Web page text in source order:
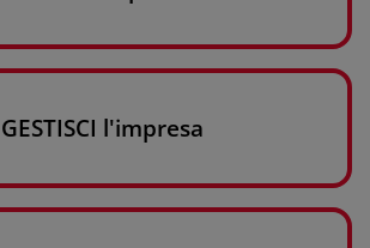
GESTISCI l'impresa